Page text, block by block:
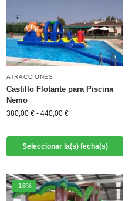
ATRACCIONES
Castillo Flotante para Piscina
Nemo
380,00 € - 440,00 €
Seleccionar la(s) fecha(s)
-18%